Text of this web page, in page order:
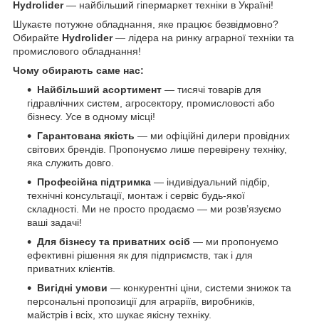
Hydrolider— найбільший гіпермаркет техніки в Україні!
Шукаєте потужне обладнання, яке працює безвідмовно?
Обирайте Hydrolider— лідера на ринку аграрної техніки та
промислового обладнання!
Чому обирають саме нас:
Найбільший асортимент — тисячі товарів для
гідравлічних систем, агросектору, промисловості або
бізнесу. Усе в одному місці!
Гарантована якість — ми офіційні дилери провідних
світових брендів. Пропонуємо лише перевірену техніку,
яка служить довго.
Професійна підтримка — індивідуальний підбір,
технічні консультації, монтаж і сервіс будь-якої
складності. Ми не просто продаємо — ми розв’язуємо
ваші задачі!
Для бізнесу та приватних осіб — ми пропонуємо
ефективні рішення як для підприємств, так і для
приватних клієнтів.
Вигідні умови — конкурентні ціни, системи знижок та
персональні пропозиції для аграріїв, виробників,
майстрів і всіх, хто шукає якісну техніку.